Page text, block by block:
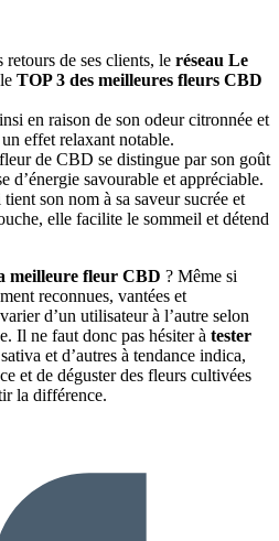
retours de ses clients, le réseau Le
TOP 3 des meilleures fleurs CBD
en raison de son odeur citronnée et
effet relaxant notable.
de CBD se distingue par son goût
d’énergie savourable et appréciable.
son nom à sa saveur sucrée et
elle facilite le sommeil et détend
meilleure fleur CBD ? Même si
reconnues, vantées et
d’un utilisateur à l’autre selon
Il ne faut donc pas hésiter à tester
et d’autres à tendance indica,
et de déguster des fleurs cultivées
la différence.